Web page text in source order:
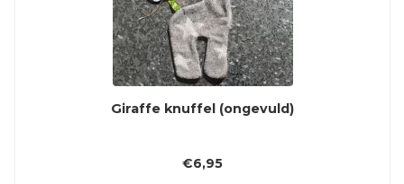
Giraffe knuffel (ongevuld)
€6,95